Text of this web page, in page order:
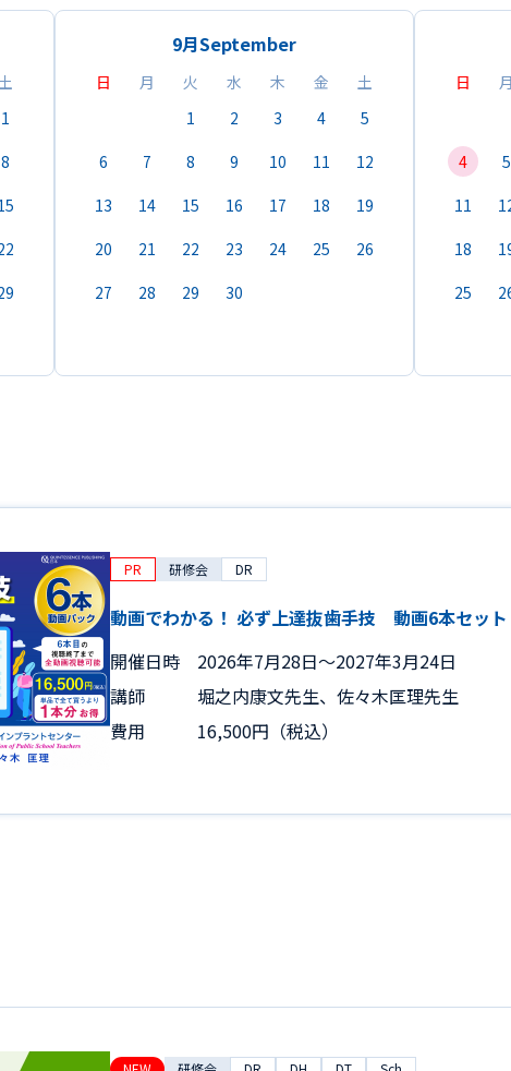
1
8
9月September
日 月 火 水 木 金
土
1
2 3 4
5
6
7 8 9 10 11
12
13
14 15 16 17 18
19
20
21 22 23 24 25
26
27
28 29 30
日
4
5
11
18
25
PR 研修会 DR
動画でわかる！ 必ず上達抜歯手技 動画6本セット
開催日時
2026年7月28日〜2027年3月24日
講師
堀之内康文先生、佐々木匡理先生
費用
16,500円（税込）